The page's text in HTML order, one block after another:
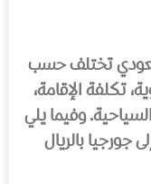
تختلف حسب
تكلفة الإقامة،
وفيما يلي
جورجيا بالريال